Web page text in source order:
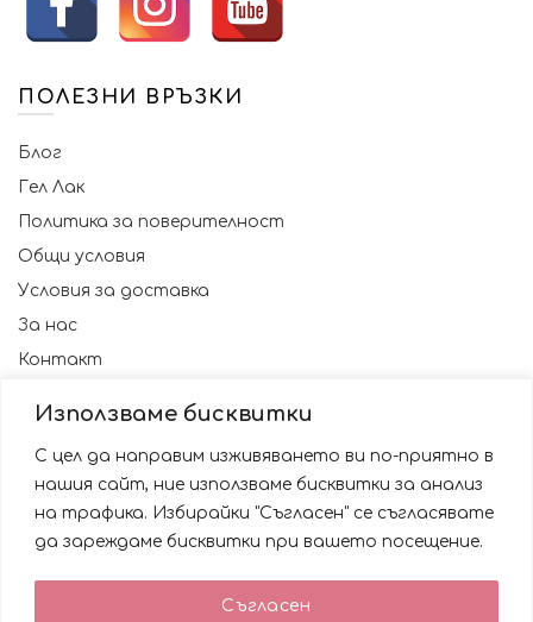
Използваме бисквитки
С цел да направим изживяването ви по-приятно в
нашия сайт, ние използваме бисквитки за анализ
на трафика. Избирайки "Съгласен" се съгласявате
да зареждаме бисквитки при вашето посещение.
Съгласен
ПОЛЕЗНИ ВРЪЗКИ
Блог
Гел Лак
Политика за поверителност
Общи условия
Условия за доставка
За нас
Контакт
© 2023 NAILSBG. Всички права запазени
Използваме бисквитки за да подобрим вашата
работа със сайта. Като ползвате сайта Вие се